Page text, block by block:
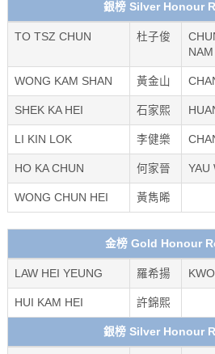
銀榜 Silver Honour
TO TSZ CHUN 杜子俊
NAM
WONG KAM SHAN 黃金山
SHEK KA HEI 石家熙
LI KIN LOK 李健樂
HO KA CHUN 何家晉 YAU
WONG CHUN HEI 黃雋晞
金榜 Gold Honour
LAW HEI YEUNG 羅希揚
HUI KAM HEI 許錦熙
銀榜 Silver Honour